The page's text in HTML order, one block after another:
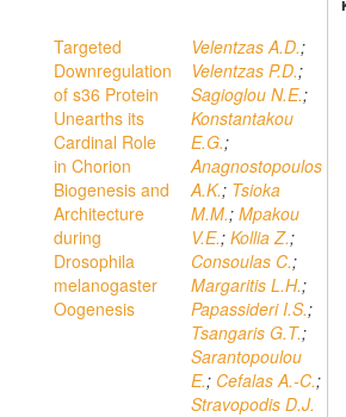
Targeted
Downregulation
of s36 Protein
Unearths its
Cardinal Role
in Chorion
Biogenesis and
Architecture
during
Drosophila
melanogaster
Oogenesis
Velentzas A.D.;
Velentzas P.D.;
Sagioglou N.E.;
Konstantakou
E.G.;
Anagnostopoulos
A.K.; Tsioka
M.M.; Mpakou
V.E.; Kollia Z.;
Consoulas C.;
Margaritis L.H.;
Papassideri I.S.;
Tsangaris G.T.;
Sarantopoulou
E.; Cefalas A.-C.;
Stravopodis D.J.